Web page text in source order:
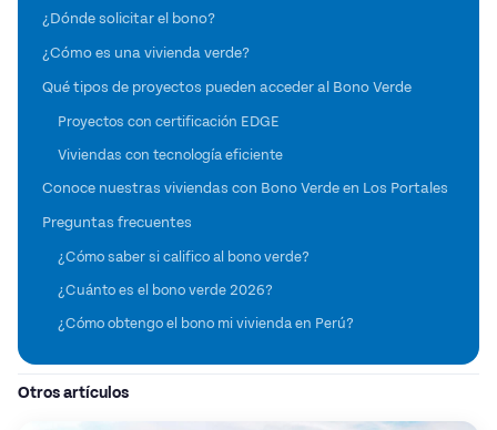
¿Dónde solicitar el bono?
¿Cómo es una vivienda verde?
Qué tipos de proyectos pueden acceder al Bono Verde
Proyectos con certificación EDGE
Viviendas con tecnología eficiente
Conoce nuestras viviendas con Bono Verde en Los Portales
Preguntas frecuentes
¿Cómo saber si califico al bono verde?
¿Cuánto es el bono verde 2026?
¿Cómo obtengo el bono mi vivienda en Perú?
Otros artículos